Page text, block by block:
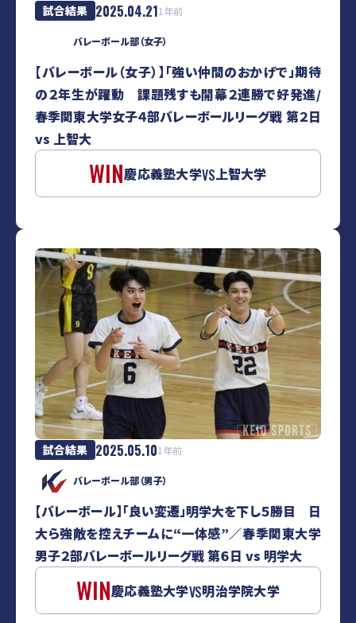
試合結果 2025.04.211年前
バレーボール部（女子）
【バレーボール（女子）】「強い仲間のおかげで」期待
の２年生が躍動 課題残すも開幕２連勝で好発進/
春季関東大学女子４部バレーボールリーグ戦 第２日
vs 上智大
WIN慶応義塾大学VS上智大学
試合結果 2025.05.101年前
バレーボール部（男子）
【バレーボール】「良い変遷」明学大を下し５勝目 日
大ら強敵を控えチームに“一体感”／春季関東大学
男子２部バレーボールリーグ戦 第６日 vs 明学大
WIN慶応義塾大学VS明治学院大学